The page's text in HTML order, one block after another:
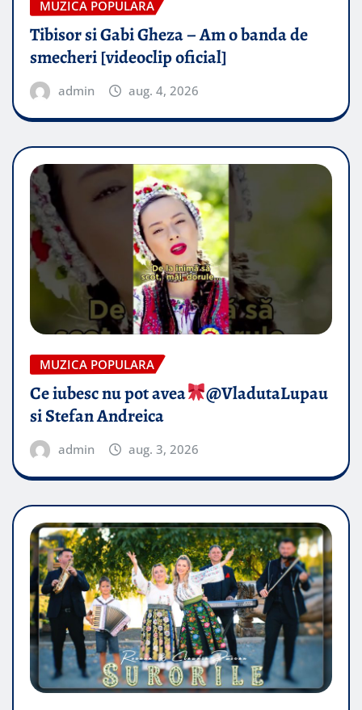
MUZICA POPULARA
Tibisor si Gabi Gheza – Am o banda de
smecheri [videoclip oficial]
admin aug. 4, 2026
MUZICA POPULARA
Ce iubesc nu pot avea
​@VladutaLupau
si Stefan Andreica
admin aug. 3, 2026